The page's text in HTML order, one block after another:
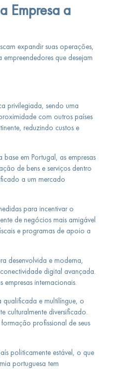
Empresa a
expandir suas operações,
que desejam
privilegiada, sendo uma
com outros países
reduzindo custos e
em Portugal, as empresas
de bens e serviços dentro
a um mercado
para incentivar o
de negócios mais amigável
e programas de apoio a
desenvolvida e moderna,
digital avançada.
internacionais.
e multilíngue, o
culturalmente diversificado.
profissional de seus
politicamente estável, o que
portuguesa tem